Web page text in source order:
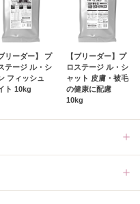
ブリーダー】 プ
テージ ル・シ
フィッシュ
ト 10kg
【ブリーダー】プ
ロステージ ル・シ
ャット 皮膚・被毛
の健康に配慮
10kg